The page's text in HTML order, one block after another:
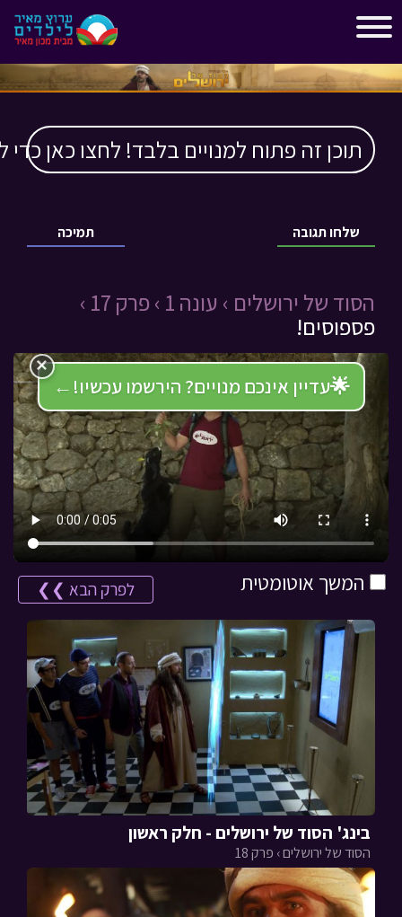
תוכן זה פתוח למנויים בלבד! לחצו כאן כדי
תמיכה שלחו תגובה
הסוד של ירושלים › עונה 1 ›
פרק 17 ›
פספוסים!
🌟עדיין אינכם מנויים? הירשמו עכשיו! ←
×
המשך אוטומטית לפרק הבא ❯❯
בינג' הסוד של ירושלים - חלק ראשון
הסוד של ירושלים › פרק 18